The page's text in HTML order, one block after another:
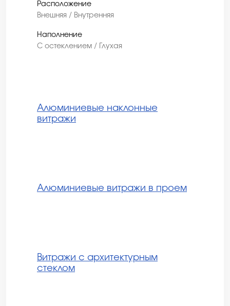
Расположение
Внешняя / Внутренняя
Наполнение
С остеклением / Глухая
Алюминиевые наклонные
витражи
Алюминиевые витражи в проем
Витражи с архитектурным
стеклом